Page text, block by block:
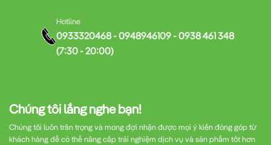
Chúng tôi lắng nghe bạn!
Chúng tôi luôn trân trọng và mong đợi nhận được mọi ý kiến đóng góp từ
khách hàng để có thể nâng cấp trải nghiệm dịch vụ và sản phẩm tốt hơn
Hotline
0933320468 - 0948946109 - 0938 461 348
(7:30 - 20:00)